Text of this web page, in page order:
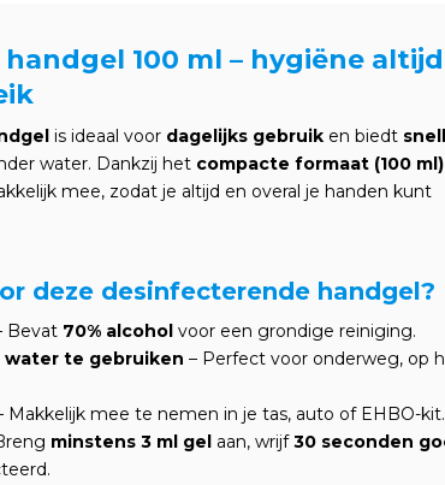
100 ml – hygiëne altijd
is ideaal voor dagelijks gebruik en biedt
water. Dankzij het compacte formaat (100 ml)
mee, zodat je altijd en overal je handen kunt
deze desinfecterende handgel?
Bevat 70% alcohol voor een grondige reiniging.
water te gebruiken – Perfect voor onderweg, op
Makkelijk mee te nemen in je tas, auto of EHBO-kit.
minstens 3 ml gel aan, wrijf30 seconden